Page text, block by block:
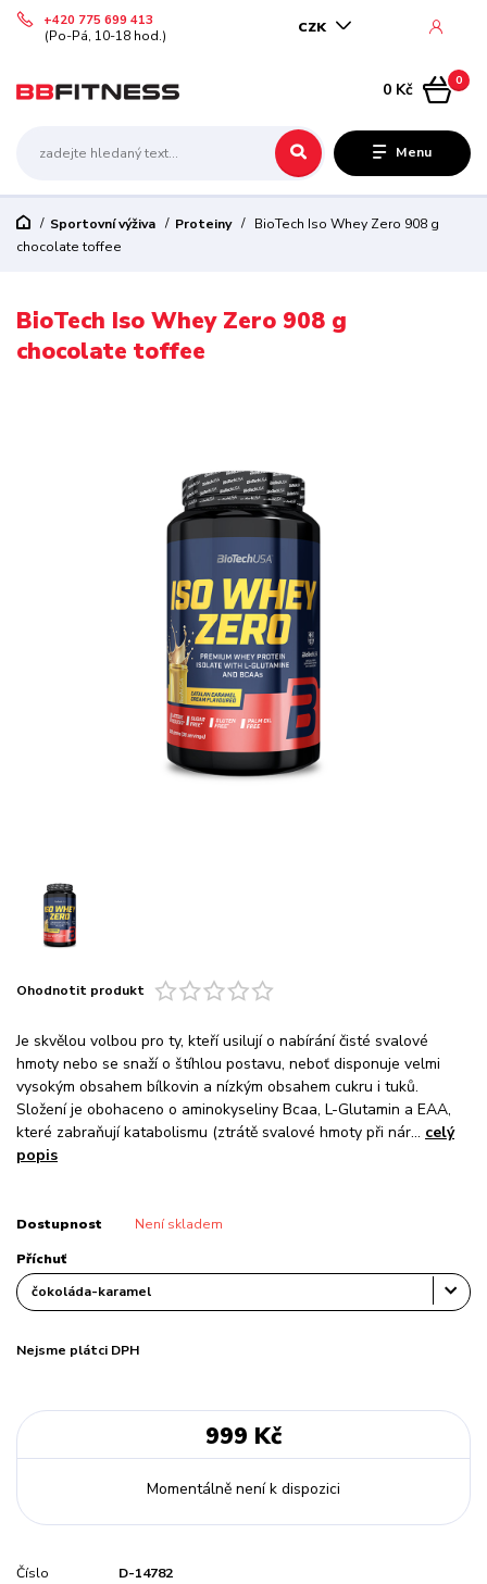
Menu
CZK
+420 775 699 413
(Po-Pá, 10-18 hod.)
0
0 Kč
Sportovní výživa Proteiny
BioTech Iso Whey Zero 908 g
chocolate toffee
BioTech Iso Whey Zero 908 g
chocolate toffee
Ohodnotit produkt
Je skvělou volbou pro ty, kteří usilují o nabírání čisté svalové
hmoty nebo se snaží o štíhlou postavu, neboť disponuje velmi
vysokým obsahem bílkovin a nízkým obsahem cukru i tuků.
Složení je obohaceno o aminokyseliny Bcaa, L-Glutamin a EAA,
které zabraňují katabolismu (ztrátě svalové hmoty při nár... celý
popis
Dostupnost Není skladem
Příchuť
Nejsme plátci DPH
999 Kč
Momentálně není k dispozici
Číslo
D-14782